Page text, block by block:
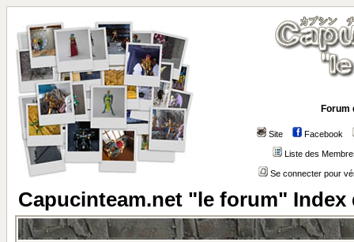
Forum
Site Facebook
Liste des
Se connecter pour
Capucinteam.net "le forum" Index